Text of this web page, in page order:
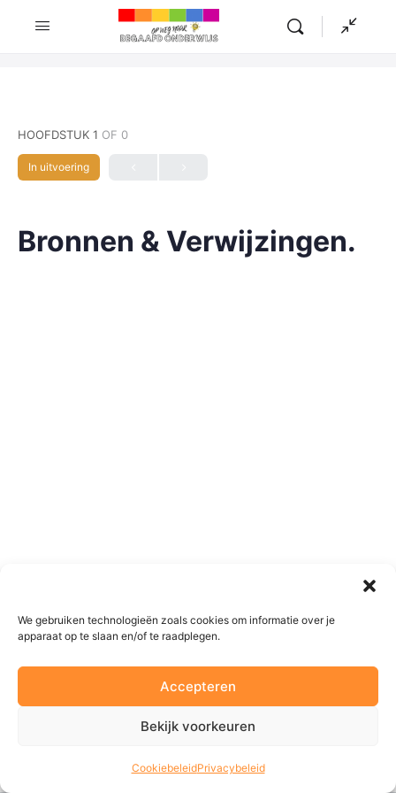
We gebruiken technologieën zoals cookies om informatie over je
apparaat op te slaan en/of te raadplegen.
Accepteren
Bekijk voorkeuren
CookiebeleidPrivacybeleid
HOOFDSTUK 1 OF 0
In uitvoering
Bronnen & Verwijzingen.